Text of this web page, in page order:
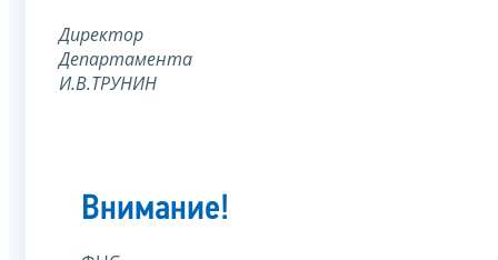
Директор
Департамента
И.В.ТРУНИН
Внимание!